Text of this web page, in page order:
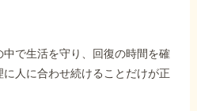
で生活を守り、回復の時間を確
人に合わせ続けることだけが正